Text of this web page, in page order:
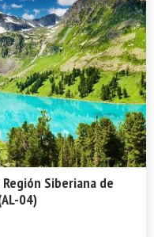
Siberiana de
04)